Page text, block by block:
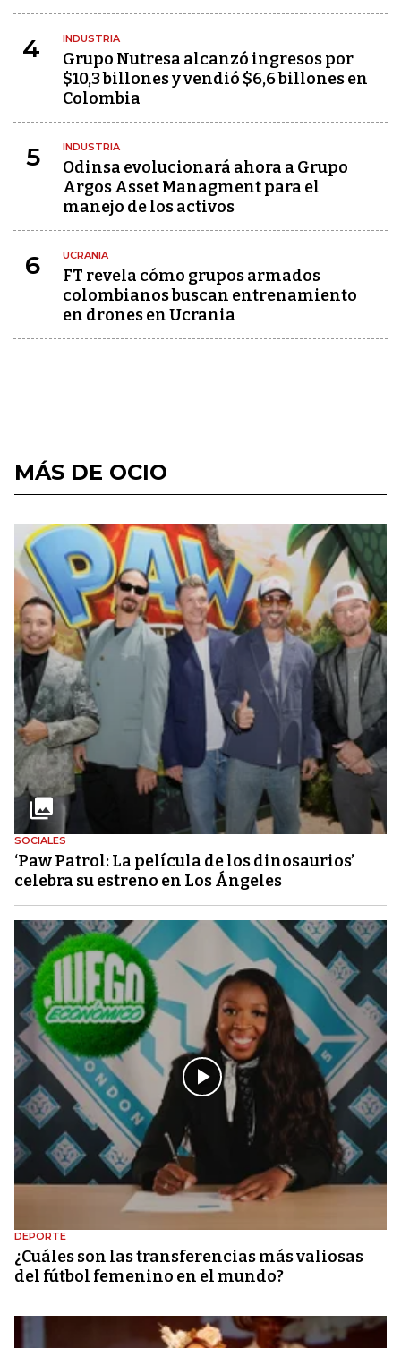
4 INDUSTRIA
Grupo Nutresa alcanzó ingresos por
$10,3 billones y vendió $6,6 billones en
Colombia
5 INDUSTRIA
Odinsa evolucionará ahora a Grupo
Argos Asset Managment para el
manejo de los activos
6 UCRANIA
FT revela cómo grupos armados
colombianos buscan entrenamiento
en drones en Ucrania
MÁS DE OCIO
SOCIALES
‘Paw Patrol: La película de los dinosaurios’
celebra su estreno en Los Ángeles
DEPORTE
¿Cuáles son las transferencias más valiosas
del fútbol femenino en el mundo?